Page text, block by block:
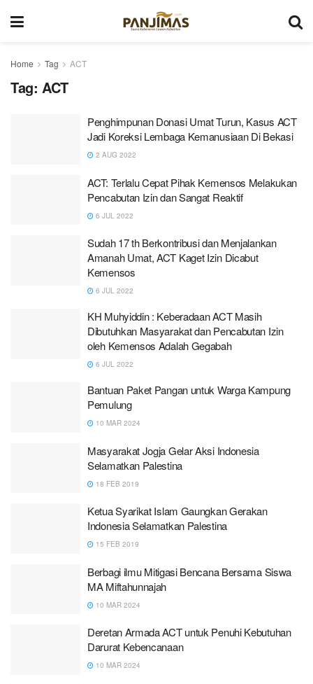
Home Tag ACT
Tag: ACT
Penghimpunan Donasi Umat Turun, Kasus ACT
Jadi Koreksi Lembaga Kemanusiaan Di Bekasi
2 AUG 2022
ACT: Terlalu Cepat Pihak Kemensos Melakukan
Pencabutan Izin dan Sangat Reaktif
6 JUL 2022
Sudah 17 th Berkontribusi dan Menjalankan
Amanah Umat, ACT Kaget Izin Dicabut
Kemensos
6 JUL 2022
KH Muhyiddin : Keberadaan ACT Masih
Dibutuhkan Masyarakat dan Pencabutan Izin
oleh Kemensos Adalah Gegabah
6 JUL 2022
Bantuan Paket Pangan untuk Warga Kampung
Pemulung
10 MAR 2024
Masyarakat Jogja Gelar Aksi Indonesia
Selamatkan Palestina
18 FEB 2019
Ketua Syarikat Islam Gaungkan Gerakan
Indonesia Selamatkan Palestina
15 FEB 2019
Berbagi ilmu Mitigasi Bencana Bersama Siswa
MA Miftahunnajah
10 MAR 2024
Deretan Armada ACT untuk Penuhi Kebutuhan
Darurat Kebencanaan
10 MAR 2024